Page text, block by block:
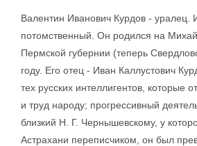
Валентин Иванович Курдов - уралец.
потомственный. Он родился на
Пермской губернии (теперь
году. Его отец - Иван Каллустович
тех русских интеллигентов, которые
и труд народу; прогрессивный
близкий Н. Г. Чернышевскому, у
Астрахани переписчиком, он был